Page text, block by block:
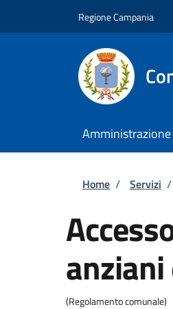
Regione Campania
Amministrazione
Home / Servizi /
(Regolamento comunale)